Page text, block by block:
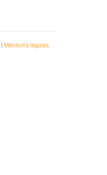
| Mentions légales